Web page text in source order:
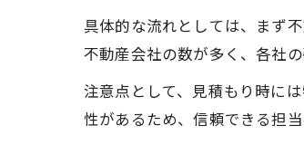
具体的な流れとしては、まず
不動産会社の数が多く、各社
注意点として、見積もり時に
性があるため、信頼できる担